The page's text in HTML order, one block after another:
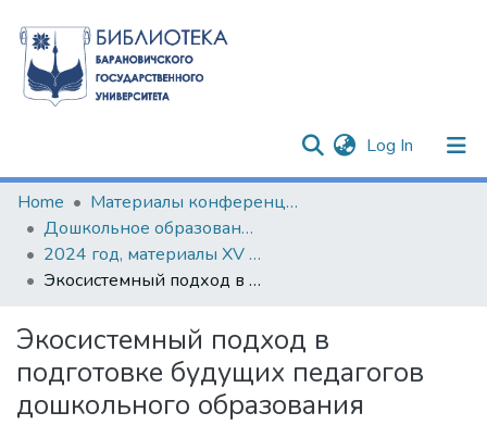
Log In (current)
Communities & Collections
All of DSpace
Statistics
Home
Материалы конференций и семинаров
Дошкольное образование: опыт, проблемы, перспективы
2024 год, материалы XV Международного научно-практического семинара
Экосистемный подход в подготовке будущих педагогов дошкольного образования
Экосистемный подход в
подготовке будущих педагогов
дошкольного образования